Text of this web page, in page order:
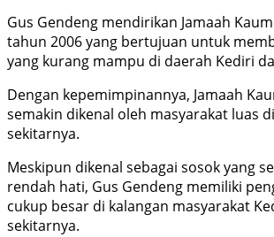
Gus Gendeng mendirikan Jamaah
tahun 2006 yang bertujuan untuk
yang kurang mampu di daerah Kediri
Dengan kepemimpinannya, Jamaah
semakin dikenal oleh masyarakat luas
sekitarnya.
Meskipun dikenal sebagai sosok yang
rendah hati, Gus Gendeng memiliki
cukup besar di kalangan masyarakat
sekitarnya.